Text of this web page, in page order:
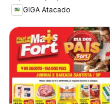
GIGA Atacado